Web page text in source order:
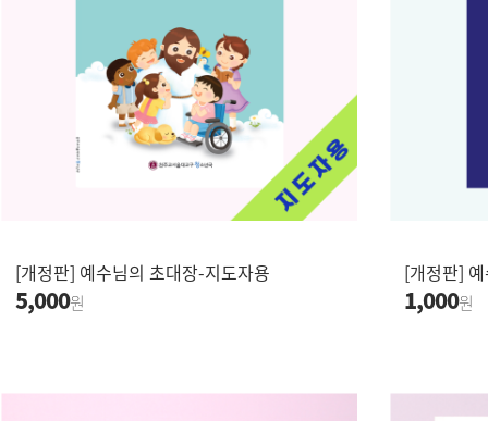
[개정판] 예수님의 초대장-지도자용
5,000원
[개정판]
1,000원